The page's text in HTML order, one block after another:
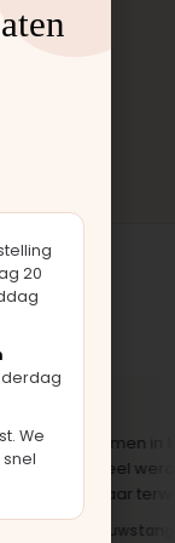
in
onderdeel werd er
opgezet. Klaar terwijl
Bas · Joolz duwstang
20
We